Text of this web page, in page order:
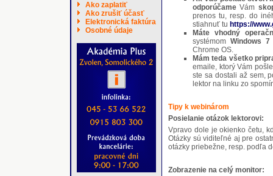
Ako zaplatiť
Ako zrušiť účasť
Elektronická faktúra
Osobné údaje
odporúčame Vám
prenos tu, resp. do
stiahnuť tu https://
Máte vhodný
systémomWindows
Chrome OS.
Mám teda všetko
emaile, ktorý Vám
ste sa dostali až sem,
lektor na linku zo
Tipy k webinárom
Posielanie otázok lektorovi:
Vpravo dole je okienko četu,
Otázky sú viditeľné aj pre
otázky priebežne, resp. podľa
Zobrazenie na celý monitor: